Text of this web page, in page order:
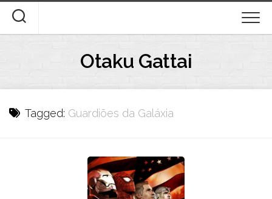
content
Otaku Gattai
Tagged: Guardiões da Galáxia